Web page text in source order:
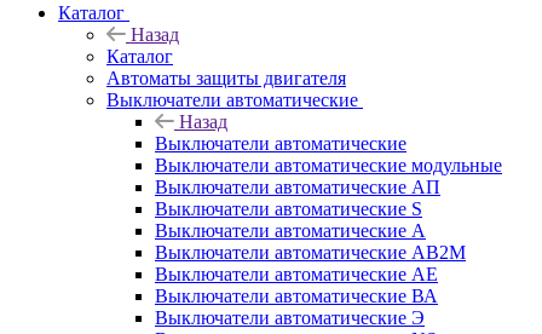
Каталог
Назад
Каталог
Автоматы защиты двигателя
Выключатели автоматические
Назад
Выключатели автоматические
Выключатели автоматические модульные
Выключатели автоматические АП
Выключатели автоматические S
Выключатели автоматические А
Выключатели автоматические АВ2М
Выключатели автоматические АЕ
Выключатели автоматические ВА
Выключатели автоматические Э